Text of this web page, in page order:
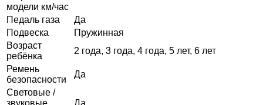
модели км/час
Педаль газа
Да
Подвеска
Пружинная
Возраст
ребёнка
2 года, 3 года, 4 года, 5 лет, 6 лет
Ремень
безопасности
Да
Световые /
звуковые
Да